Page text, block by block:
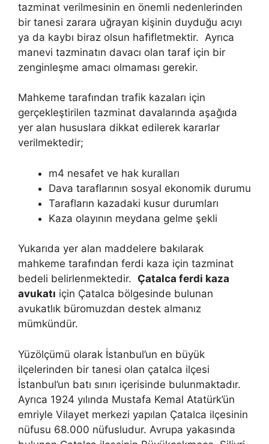
tazminat verilmesinin en önemli nedenlerinden
bir tanesi zarara uğrayan kişinin duyduğu acıyı
ya da kaybı biraz olsun hafifletmektir. Ayrıca
manevi tazminatın davacı olan taraf için bir
zenginleşme amacı olmaması gerekir.
Mahkeme tarafından trafik kazaları için
gerçekleştirilen tazminat davalarında aşağıda
yer alan hususlara dikkat edilerek kararlar
verilmektedir;
m4 nesafet ve hak kuralları
Dava taraflarının sosyal ekonomik durumu
Tarafların kazadaki kusur durumları
Kaza olayının meydana gelme şekli
Yukarıda yer alan maddelere bakılarak
mahkeme tarafından ferdi kaza için tazminat
bedeli belirlenmektedir. Çatalca ferdi kaza
avukatı için Çatalca bölgesinde bulunan
avukatlık büromuzdan destek almanız
mümkündür.
Yüzölçümü olarak İstanbul’un en büyük
ilçelerinden bir tanesi olan çatalca ilçesi
İstanbul’un batı sınırı içerisinde bulunmaktadır.
Ayrıca 1924 yılında Mustafa Kemal Atatürk’ün
emriyle Vilayet merkezi yapılan Çatalca ilçesinin
nüfusu 68.000 nüfusludur. Avrupa yakasında